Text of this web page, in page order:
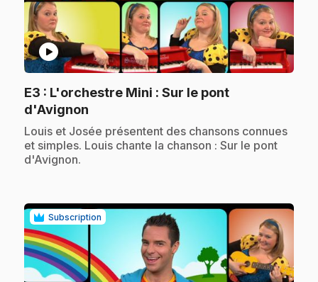
play_circle
E3 : L'orchestre Mini : Sur le pont
d'Avignon
.Louis et Josée présentent des chansons connues
et simples. Louis chante la chanson : Sur le pont
d'Avignon.
Subscription